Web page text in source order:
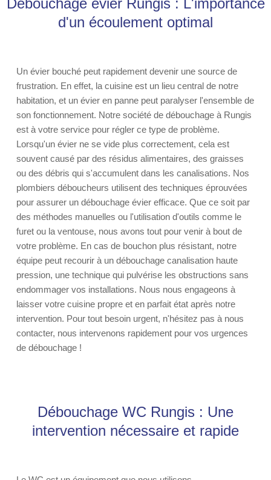
Débouchage évier Rungis : L'importance
d'un écoulement optimal
Un évier bouché peut rapidement devenir une source de
frustration. En effet, la cuisine est un lieu central de notre
habitation, et un évier en panne peut paralyser l'ensemble de
son fonctionnement. Notre société de débouchage à Rungis
est à votre service pour régler ce type de problème.
Lorsqu'un évier ne se vide plus correctement, cela est
souvent causé par des résidus alimentaires, des graisses
ou des débris qui s'accumulent dans les canalisations. Nos
plombiers déboucheurs utilisent des techniques éprouvées
pour assurer un débouchage évier efficace. Que ce soit par
des méthodes manuelles ou l'utilisation d'outils comme le
furet ou la ventouse, nous avons tout pour venir à bout de
votre problème. En cas de bouchon plus résistant, notre
équipe peut recourir à un débouchage canalisation haute
pression, une technique qui pulvérise les obstructions sans
endommager vos installations. Nous nous engageons à
laisser votre cuisine propre et en parfait état après notre
intervention. Pour tout besoin urgent, n'hésitez pas à nous
contacter, nous intervenons rapidement pour vos urgences
de débouchage !
Débouchage WC Rungis : Une
intervention nécessaire et rapide